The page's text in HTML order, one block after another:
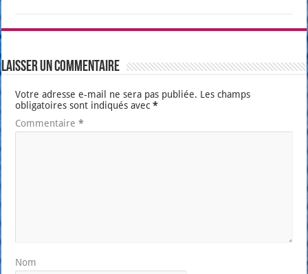
Laisser un commentaire
Votre adresse e-mail ne sera pas publiée. Les champs
obligatoires sont indiqués avec*
Commentaire*
Nom